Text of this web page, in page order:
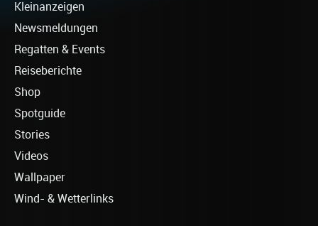
Kleinanzeigen
Newsmeldungen
Regatten & Events
Reiseberichte
Shop
Spotguide
Stories
Videos
Wallpaper
Wind- & Wetterlinks